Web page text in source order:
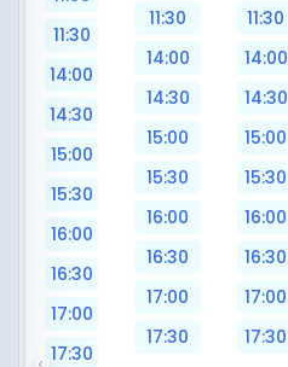
11:30
14:00
14:30
15:00
15:30
16:00
16:30
17:00
17:30
11:30
14:00
14:30
15:00
15:30
16:00
16:30
17:00
17:30
11:30
14:00
14:30
15:00
15:30
16:00
16:30
17:00
17:30